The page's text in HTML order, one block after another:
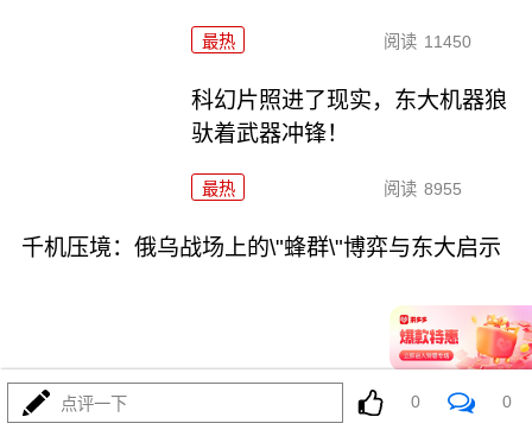
最热 阅读 11450
科幻片照进了现实，东大机器狼
驮着武器冲锋！
最热 阅读 8955
千机压境：俄乌战场上的\"蜂群\"博弈与东大启示
最热 8850 08-04
点评一下 0 0